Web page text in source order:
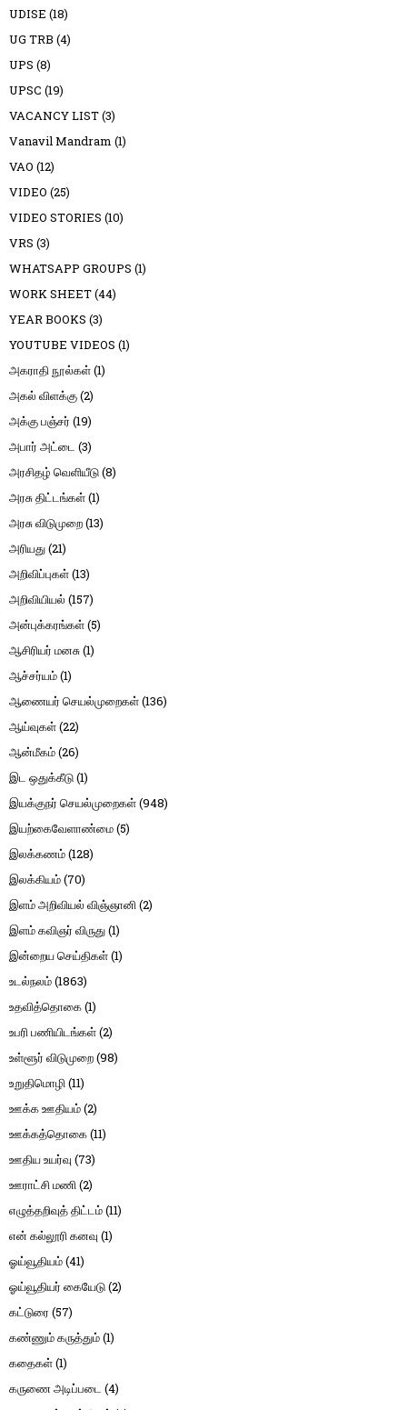
UDISE (18)
UG TRB (4)
UPS (8)
UPSC (19)
VACANCY LIST(3)
Vanavil Mandram (1)
VAO (12)
VIDEO (25)
VIDEO STORIES (10)
VRS (3)
WHATSAPP GROUPS (1)
WORK SHEET(44)
YEAR BOOKS (3)
YOUTUBE VIDEOS (1)
அகராதி நூல்கள்(1)
அகல் விளக்கு(2)
அக்கு பஞ்சர் (19)
அபார் அட்டை (3)
அரசிதழ் வெளியீடு(8)
அரசு திட்டங்கள்(1)
அரசு விடுமுறை(13)
அரியது(21)
அறிவிப்புகள்(13)
அறிவியியல் (157)
அன்புக்கரங்கள்(5)
ஆசிரியர் மனசு(1)
ஆச்சர்யம்(1)
ஆணையர் செயல்முறைகள்(136)
ஆய்வுகள்(22)
ஆன்மீகம்(26)
இட ஒதுக்கீடு(1)
இயக்குநர் செயல்முறைகள்(948)
இயற்கைவேளாண்மை(5)
இலக்கணம்(128)
இலக்கியம்(70)
இளம் அறிவியல் விஞ்ஞானி(2)
இளம் கவிஞர் விருது(1)
இன்றைய செய்திகள்(1)
உடல்நலம்(1863)
உதவித்தொகை(1)
உபரி பணியிடங்கள்(2)
உள்ளூர் விடுமுறை(98)
உறுதிமொழி(11)
ஊக்க ஊதியம்(2)
ஊக்கத்தொகை(11)
ஊதிய உயர்வு (73)
ஊராட்சி மணி(2)
எழுத்தறிவுத் திட்டம்(11)
என் கல்லூரி கனவு (1)
ஓய்வூதியம்(41)
ஓய்வூதியர் கையேடு(2)
கட்டுரை (57)
கண்ணும் கருத்தும்(1)
கதைகள்(1)
கருணை அடிப்படை (4)